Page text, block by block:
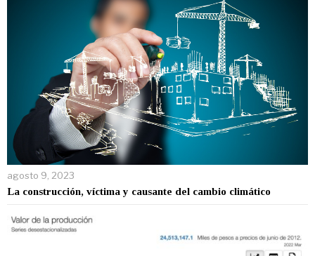
agosto 9, 2023
La construcción, víctima y causante del cambio climático